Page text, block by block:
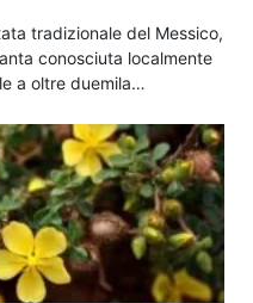
tradizionale del Messico,
conosciuta localmente
a oltre duemila…